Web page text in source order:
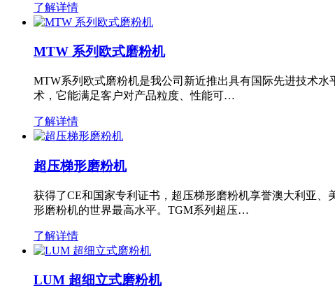
了解详情
MTW 系列欧式磨粉机
MTW系列欧式磨粉机是我公司新近推出具有国际先进技术
术，它能满足客户对产品粒度、性能可…
了解详情
超压梯形磨粉机
获得了CE和国家专利证书，超压梯形磨粉机享誉澳大利亚
形磨粉机的世界最高水平。TGM系列超压…
了解详情
LUM 超细立式磨粉机